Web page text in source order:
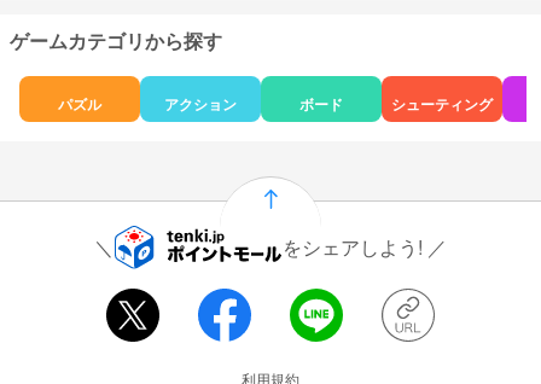
ゲームカテゴリから探す
パズル アクション ボード シューティング
をシェアしよう!
利用規約